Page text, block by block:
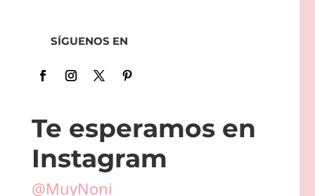
SÍGUENOS EN
Te esperamos en
Instagram
@MuyNoni